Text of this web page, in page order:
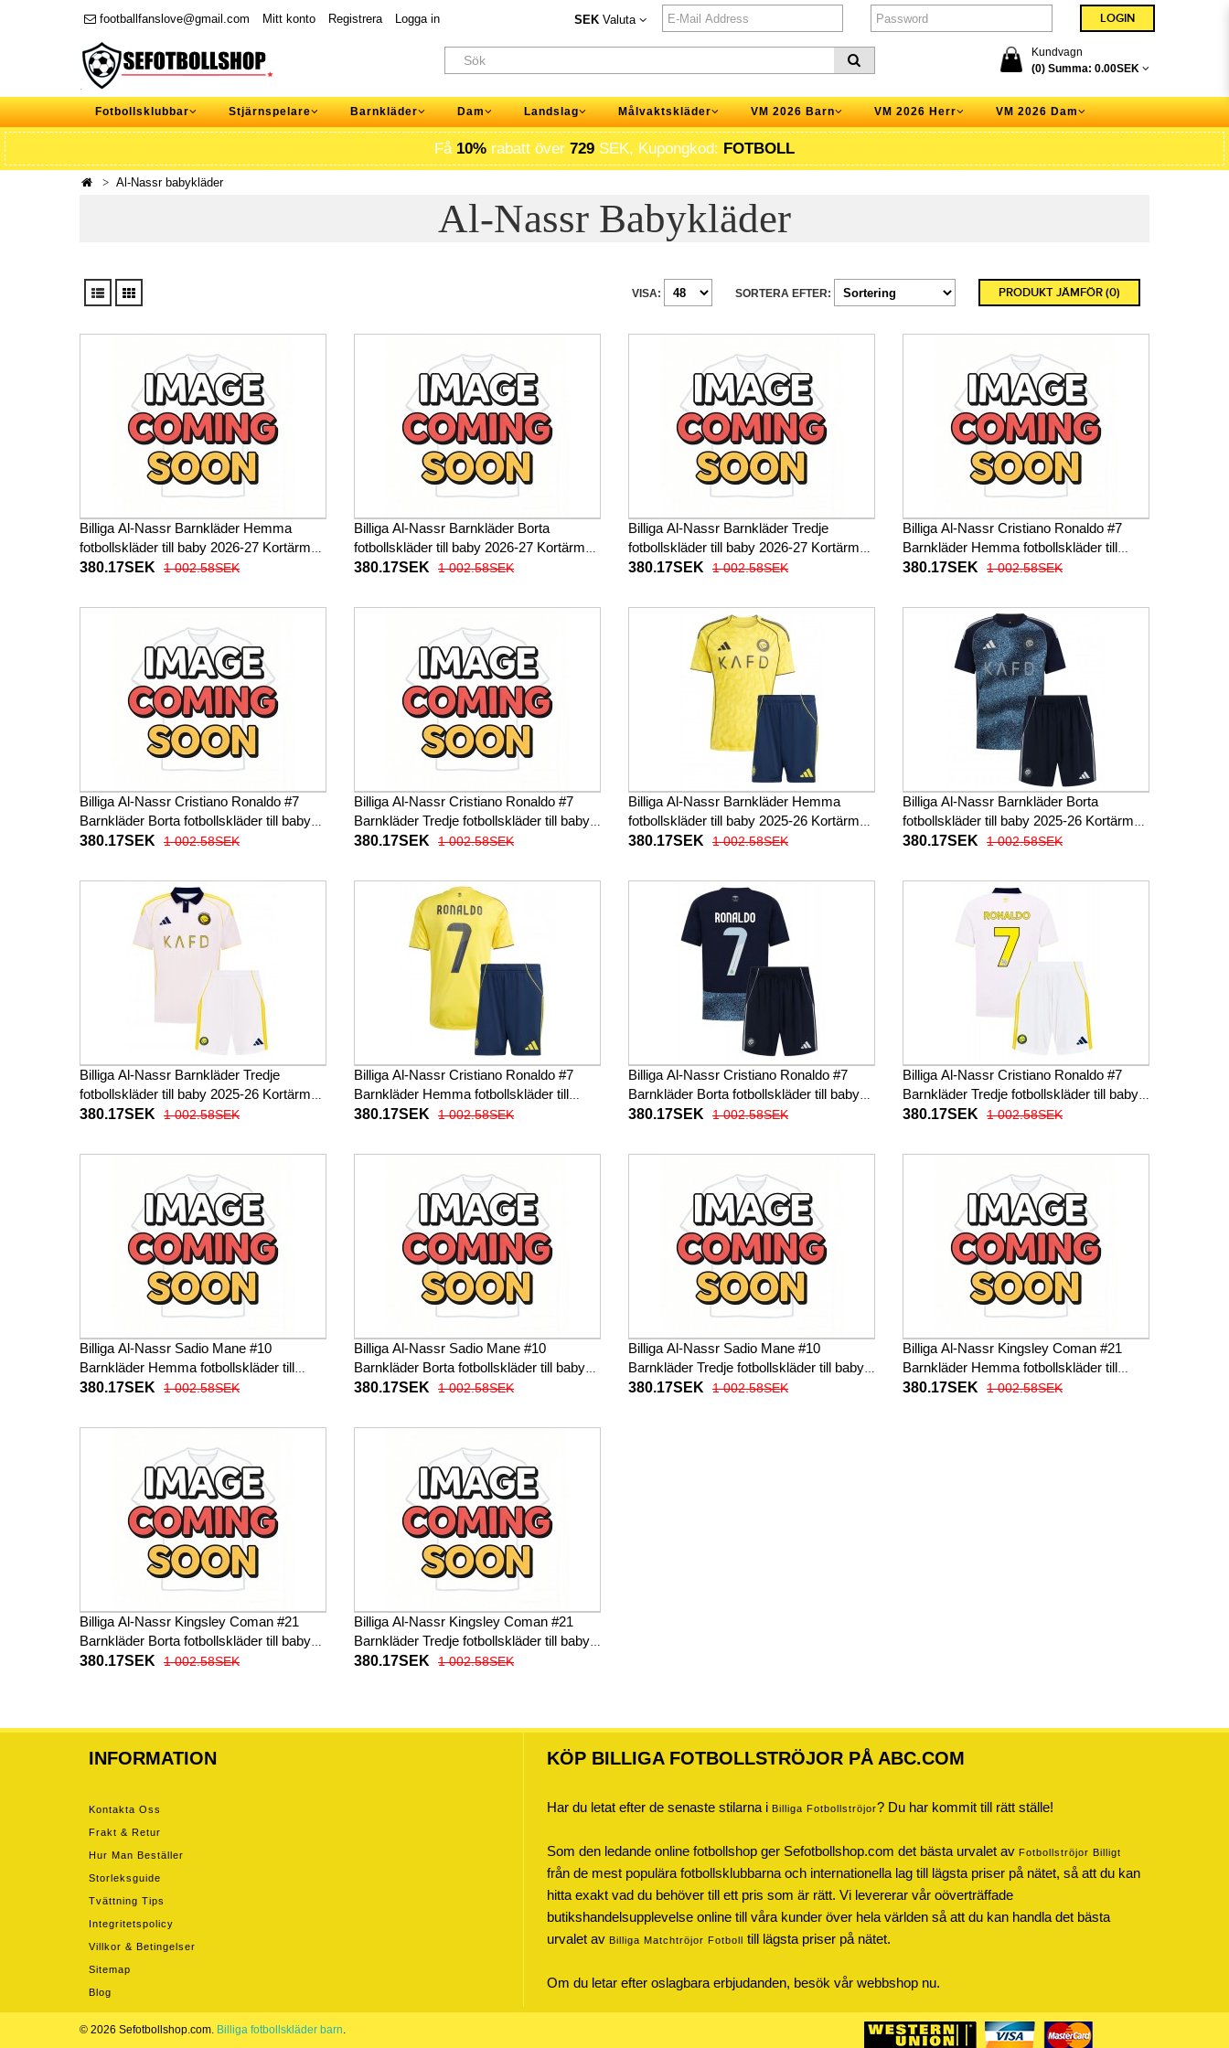
footballfanslove@gmail.com Mitt konto Registrera Logga in SEK Valuta
Kundvagn
(0) Summa: 0.00SEK
Fotbollsklubbar Stjärnspelare Barnkläder Dam Landslag Målvaktskläder VM 2026 Barn VM 2026 Herr VM 2026 Dam
Få 10% rabatt över 729 SEK, Kupongkod: FOTBOLL
Al-Nassr babykläder
Al-Nassr Babykläder
PRODUKT JÄMFÖR (0)
SORTERA EFTER:
VISA:
Billiga Al-Nassr Barnkläder Hemma
fotbollskläder till baby 2026-27 Kortärmad
(+ Korta byxor)
380.17SEK 1 002.58SEK
Billiga Al-Nassr Barnkläder Borta
fotbollskläder till baby 2026-27 Kortärmad
(+ Korta byxor)
380.17SEK 1 002.58SEK
Billiga Al-Nassr Barnkläder Tredje
fotbollskläder till baby 2026-27 Kortärmad
(+ Korta byxor)
380.17SEK 1 002.58SEK
Billiga Al-Nassr Cristiano Ronaldo #7
Barnkläder Hemma fotbollskläder till
baby 2026-27 Kortärmad (+ Korta byxor)
380.17SEK 1 002.58SEK
Billiga Al-Nassr Cristiano Ronaldo #7
Barnkläder Borta fotbollskläder till baby
2026-27 Kortärmad (+ Korta byxor)
380.17SEK 1 002.58SEK
Billiga Al-Nassr Cristiano Ronaldo #7
Barnkläder Tredje fotbollskläder till baby
2026-27 Kortärmad (+ Korta byxor)
380.17SEK 1 002.58SEK
Billiga Al-Nassr Barnkläder Hemma
fotbollskläder till baby 2025-26 Kortärmad
(+ Korta byxor)
380.17SEK 1 002.58SEK
Billiga Al-Nassr Barnkläder Borta
fotbollskläder till baby 2025-26 Kortärmad
(+ Korta byxor)
380.17SEK 1 002.58SEK
Billiga Al-Nassr Barnkläder Tredje
fotbollskläder till baby 2025-26 Kortärmad
(+ Korta byxor)
380.17SEK 1 002.58SEK
Billiga Al-Nassr Cristiano Ronaldo #7
Barnkläder Hemma fotbollskläder till
baby 2025-26 Kortärmad (+ Korta byxor)
380.17SEK 1 002.58SEK
Billiga Al-Nassr Cristiano Ronaldo #7
Barnkläder Borta fotbollskläder till baby
2025-26 Kortärmad (+ Korta byxor)
380.17SEK 1 002.58SEK
Billiga Al-Nassr Cristiano Ronaldo #7
Barnkläder Tredje fotbollskläder till baby
2025-26 Kortärmad (+ Korta byxor)
380.17SEK 1 002.58SEK
Billiga Al-Nassr Sadio Mane #10
Barnkläder Hemma fotbollskläder till
baby 2025-26 Kortärmad (+ Korta byxor)
380.17SEK 1 002.58SEK
Billiga Al-Nassr Sadio Mane #10
Barnkläder Borta fotbollskläder till baby
2025-26 Kortärmad (+ Korta byxor)
380.17SEK 1 002.58SEK
Billiga Al-Nassr Sadio Mane #10
Barnkläder Tredje fotbollskläder till baby
2025-26 Kortärmad (+ Korta byxor)
380.17SEK 1 002.58SEK
Billiga Al-Nassr Kingsley Coman #21
Barnkläder Hemma fotbollskläder till
baby 2025-26 Kortärmad (+ Korta byxor)
380.17SEK 1 002.58SEK
Billiga Al-Nassr Kingsley Coman #21
Barnkläder Borta fotbollskläder till baby
2025-26 Kortärmad (+ Korta byxor)
380.17SEK 1 002.58SEK
Billiga Al-Nassr Kingsley Coman #21
Barnkläder Tredje fotbollskläder till baby
2025-26 Kortärmad (+ Korta byxor)
380.17SEK 1 002.58SEK
INFORMATION
Kontakta Oss
Frakt & Retur
Hur Man Beställer
Storleksguide
Tvättning Tips
Integritetspolicy
Villkor & Betingelser
Sitemap
Blog
KÖP BILLIGA FOTBOLLSTRÖJOR PÅ ABC.COM
Har du letat efter de senaste stilarna i Billiga Fotbollströjor? Du har kommit till rätt ställe!
Som den ledande online fotbollshop ger Sefotbollshop.com det bästa urvalet av Fotbollströjor Billigt
från de mest populära fotbollsklubbarna och internationella lag till lägsta priser på nätet, så att du kan
hitta exakt vad du behöver till ett pris som är rätt. Vi levererar vår oöverträffade
butikshandelsupplevelse online till våra kunder över hela världen så att du kan handla det bästa
urvalet av Billiga Matchtröjor Fotboll till lägsta priser på nätet.
Om du letar efter oslagbara erbjudanden, besök vår webbshop nu.
© 2026 Sefotbollshop.com. Billiga fotbollskläder barn.